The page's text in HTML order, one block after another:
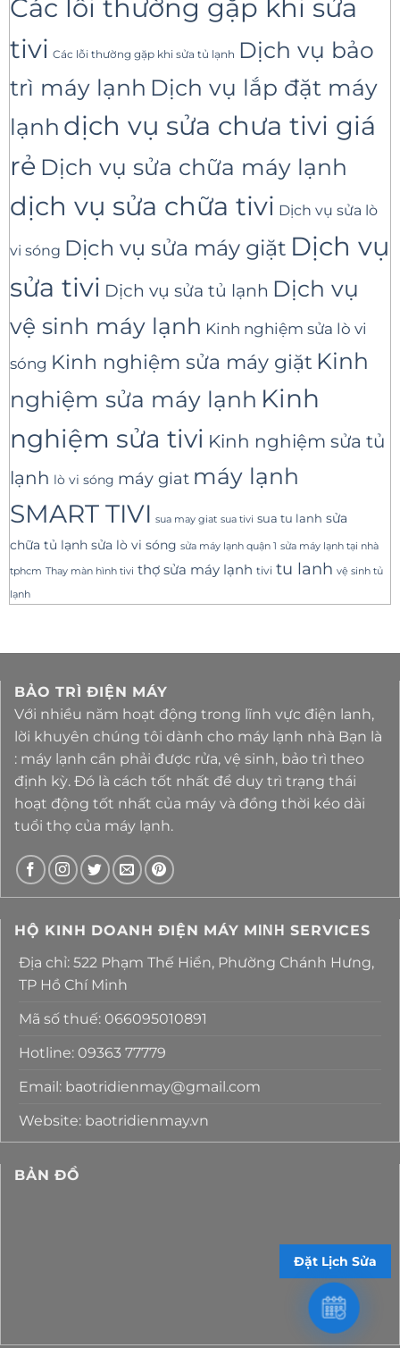
Các lỗi thường gặp khi sửa
tivi Các lỗi thường gặp khi sửa tủ lạnh Dịch vụ bảo
trì máy lạnh Dịch vụ lắp đặt máy
lạnh dịch vụ sửa chưa tivi giá
rẻ Dịch vụ sửa chữa máy lạnh
dịch vụ sửa chữa tivi Dịch vụ sửa lò
vi sóng Dịch vụ sửa máy giặt Dịch vụ
sửa tivi Dịch vụ sửa tủ lạnh Dịch vụ
vệ sinh máy lạnh Kinh nghiệm sửa lò vi
sóng Kinh nghiệm sửa máy giặt Kinh
nghiệm sửa máy lạnh Kinh
nghiệm sửa tivi Kinh nghiệm sửa tủ
lạnh lò vi sóng máy giat máy lạnh
SMART TIVI sua may giat sua tivi sua tu lanh sửa
chữa tủ lạnh sửa lò vi sóng sửa máy lạnh quận 1 sửa máy lạnh tại nhà
tphcm Thay màn hình tivi thợ sửa máy lạnh tivi tu lanh vệ sinh tủ
lạnh
BẢO TRÌ ĐIỆN MÁY
Với nhiều năm hoạt động trong lĩnh vực điện lanh,
lời khuyên chúng tôi dành cho máy lạnh nhà Bạn là
: máy lạnh cần phải được rửa, vệ sinh, bảo trì theo
định kỳ. Đó là cách tốt nhất để duy trì trạng thái
hoạt động tốt nhất của máy và đồng thời kéo dài
tuổi thọ của máy lạnh.
HỘ KINH DOANH ĐIỆN MÁY MΙΝΗ SERVICES
Địa chỉ: 522 Phạm Thế Hiển, Phường Chánh Hưng,
TP Hồ Chí Minh
Mã số thuế: 066095010891
Hotline: 09363 77779
Email: baotridienmay@gmail.com
Website: baotridienmay.vn
BẢN ĐỒ
Đặt Lịch Sửa